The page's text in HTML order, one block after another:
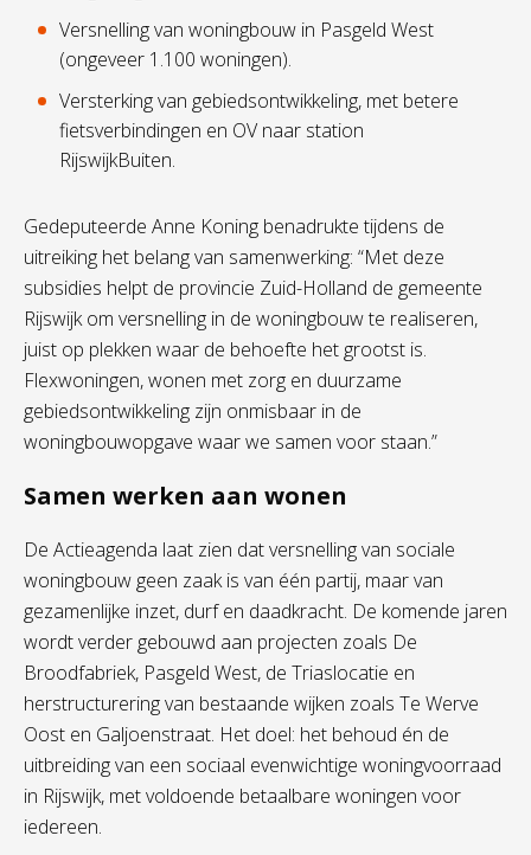
Versnelling van woningbouw in Pasgeld West
(ongeveer 1.100 woningen).
Versterking van gebiedsontwikkeling, met betere
fietsverbindingen en OV naar station
RijswijkBuiten.
Gedeputeerde Anne Koning benadrukte tijdens de
uitreiking het belang van samenwerking: “Met deze
subsidies helpt de provincie Zuid-Holland de gemeente
Rijswijk om versnelling in de woningbouw te realiseren,
juist op plekken waar de behoefte het grootst is.
Flexwoningen, wonen met zorg en duurzame
gebiedsontwikkeling zijn onmisbaar in de
woningbouwopgave waar we samen voor staan.”
Samen werken aan wonen
De Actieagenda laat zien dat versnelling van sociale
woningbouw geen zaak is van één partij, maar van
gezamenlijke inzet, durf en daadkracht. De komende jaren
wordt verder gebouwd aan projecten zoals De
Broodfabriek, Pasgeld West, de Triaslocatie en
herstructurering van bestaande wijken zoals Te Werve
Oost en Galjoenstraat. Het doel: het behoud én de
uitbreiding van een sociaal evenwichtige woningvoorraad
in Rijswijk, met voldoende betaalbare woningen voor
iedereen.